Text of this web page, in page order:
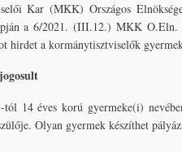
Kar (MKK) Országos
a 6/2021. (III.12.) MKK O.Eln.
hirdet a kormánytisztviselők
tól 14 éves korú gyermeke(i)
Olyan gyermek készíthet